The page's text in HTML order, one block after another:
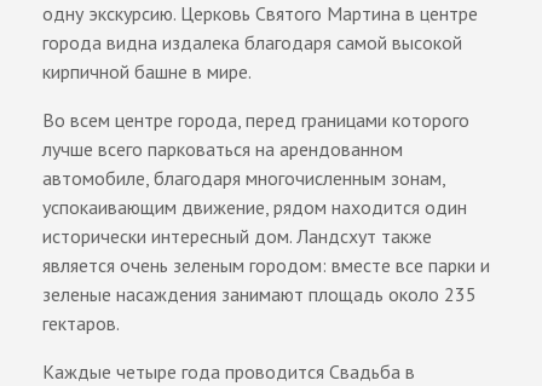
одну экскурсию. Церковь Святого Мартина в центре
города видна издалека благодаря самой высокой
кирпичной башне в мире.
Во всем центре города, перед границами которого
лучше всего парковаться на арендованном
автомобиле, благодаря многочисленным зонам,
успокаивающим движение, рядом находится один
исторически интересный дом. Ландсхут также
является очень зеленым городом: вместе все парки и
зеленые насаждения занимают площадь около 235
гектаров.
Каждые четыре года проводится Свадьба в